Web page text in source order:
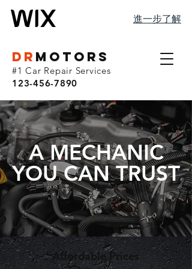
進一步了解